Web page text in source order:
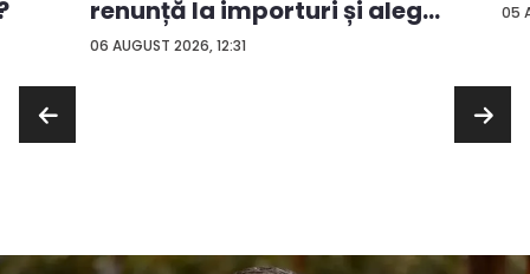
06 AUGUST 2026, 12:31
renunță la importuri și aleg
...
05